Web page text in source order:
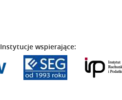
Instytucje wspierające: